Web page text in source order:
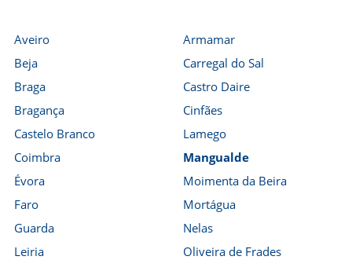
Aveiro
Beja
Braga
Bragança
Castelo Branco
Coimbra
Évora
Faro
Guarda
Leiria
Armamar
Carregal do Sal
Castro Daire
Cinfães
Lamego
Mangualde
Moimenta da Beira
Mortágua
Nelas
Oliveira de Frades